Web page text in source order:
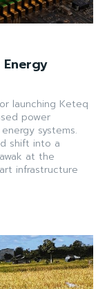
launching Keteq
power
systems.
shift into a
at the
infrastructure